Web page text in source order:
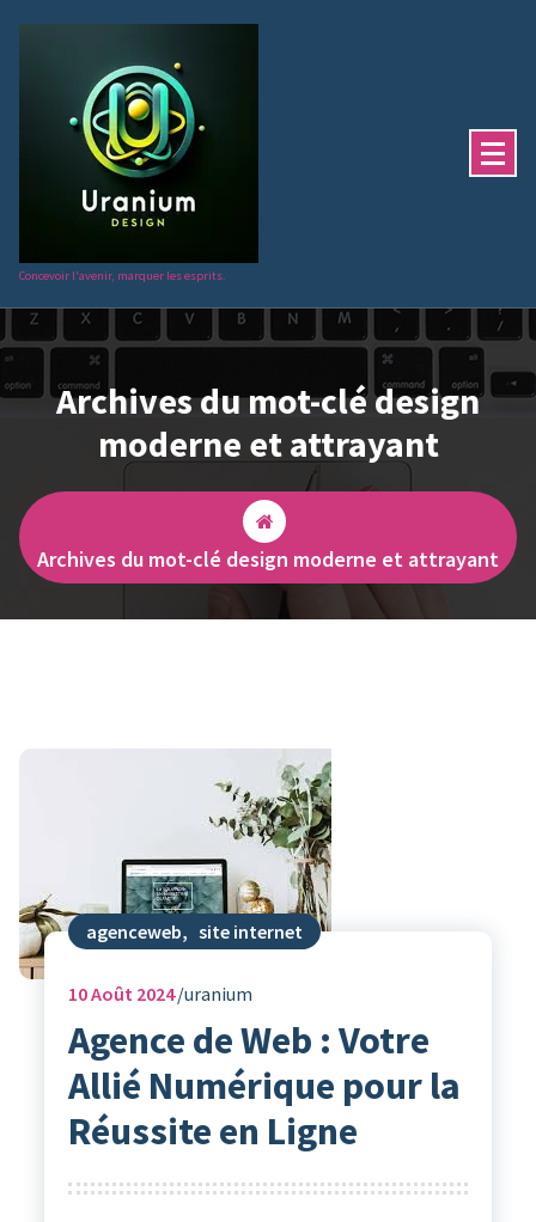
Concevoir l'avenir, marquer les esprits.
Archives du mot-clé design
moderne et attrayant
Archives du mot-clé design moderne et attrayant
agenceweb, site internet
10Août 2024 uranium
Agence de Web : Votre
Allié Numérique pour la
Réussite en Ligne